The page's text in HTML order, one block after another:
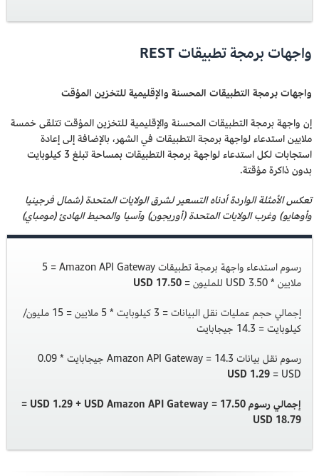
واجهات برمجة تطبيقات REST
واجهات برمجة التطبيقات المحسنة والإقليمية للتخزين المؤقت
إن واجهة برمجة التطبيقات المحسنة والإقليمية للتخزين المؤقت تتلقى خمسة
ملايين استدعاء لواجهة برمجة التطبيقات في الشهر، بالإضافة إلى إعادة
استجابات لكل استدعاء لواجهة برمجة التطبيقات بمساحة تبلغ 3 كيلوبايت
بدون ذاكرة مؤقتة.
تعكس الأمثلة الواردة أدناه التسعير لشرق الولايات المتحدة (شمال فرجينيا
وأوهايو) وغرب الولايات المتحدة (أوريجون) وآسيا والمحيط الهادئ (مومباي)
رسوم استدعاء واجهة برمجة تطبيقات Amazon API Gateway‏ = 5
ملايين * 3.50 USD للمليون =
17.50 USD
إجمالي حجم عمليات نقل البيانات = 3 كيلوبايت * 5 ملايين = 15 مليون/
كيلوبايت = 14.3 جيجابايت
رسوم نقل بيانات Amazon API Gateway = 14.3 جيجابايت * 0.09
USD‏ =
1.29 USD
إجمالي رسوم Amazon API Gateway = 17.50‏ USD +‏ 1.29 USD =‏
18.79 USD